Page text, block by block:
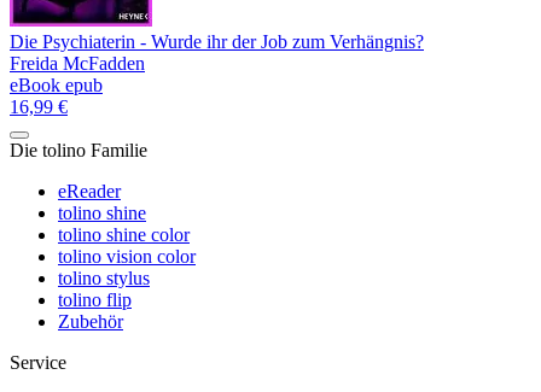
Die Psychiaterin - Wurde ihr der Job zum Verhängnis?
Freida McFadden
eBook epub
16,99 €
Die tolino Familie
eReader
tolino shine
tolino shine color
tolino vision color
tolino stylus
tolino flip
Zubehör
Service